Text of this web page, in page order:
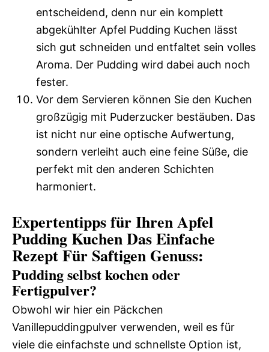
entscheidend, denn nur ein komplett
abgekühlter Apfel Pudding Kuchen lässt
sich gut schneiden und entfaltet sein volles
Aroma. Der Pudding wird dabei auch noch
fester.
Vor dem Servieren können Sie den Kuchen
großzügig mit Puderzucker bestäuben. Das
ist nicht nur eine optische Aufwertung,
sondern verleiht auch eine feine Süße, die
perfekt mit den anderen Schichten
harmoniert.
Expertentipps für Ihren Apfel
Pudding Kuchen Das Einfache
Rezept Für Saftigen Genuss:
Pudding selbst kochen oder
Fertigpulver?
Obwohl wir hier ein Päckchen
Vanillepuddingpulver verwenden, weil es für
viele die einfachste und schnellste Option ist,